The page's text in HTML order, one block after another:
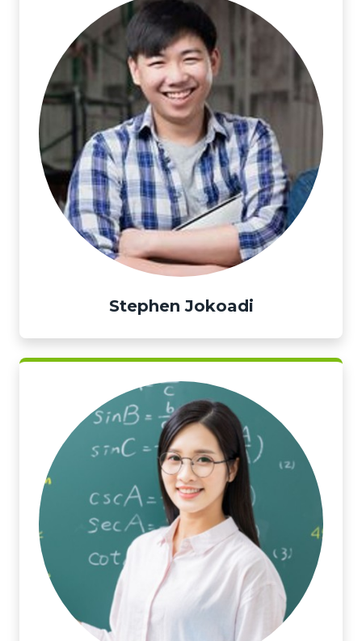
Stephen Jokoadi